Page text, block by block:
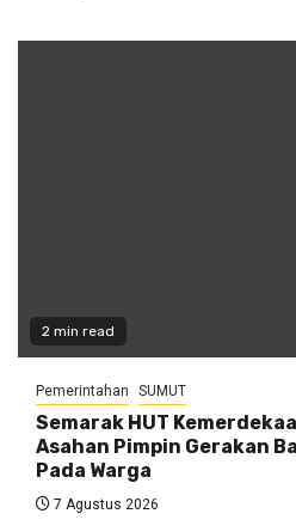
2 min read
Pemerintahan SUMUT
Semarak HUT
Asahan Pimpin Gerakan
Pada Warga
7 Agustus 2026